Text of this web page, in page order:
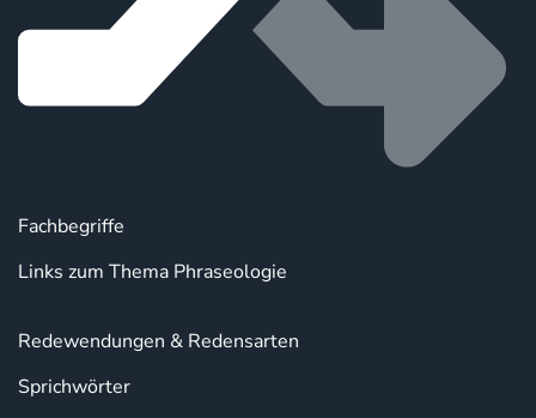
Fachbegriffe
Links zum Thema Phraseologie
Redewendungen & Redensarten
Sprichwörter